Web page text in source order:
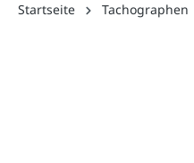
Startseite Tachographen